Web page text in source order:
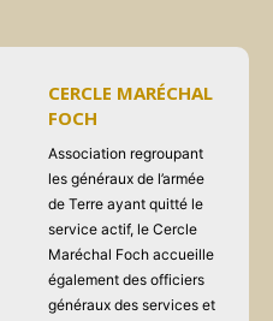
CERCLE MARÉCHAL
FOCH
Association regroupant
les généraux de l’armée
de Terre ayant quitté le
service actif, le Cercle
Maréchal Foch accueille
également des officiers
généraux des services et